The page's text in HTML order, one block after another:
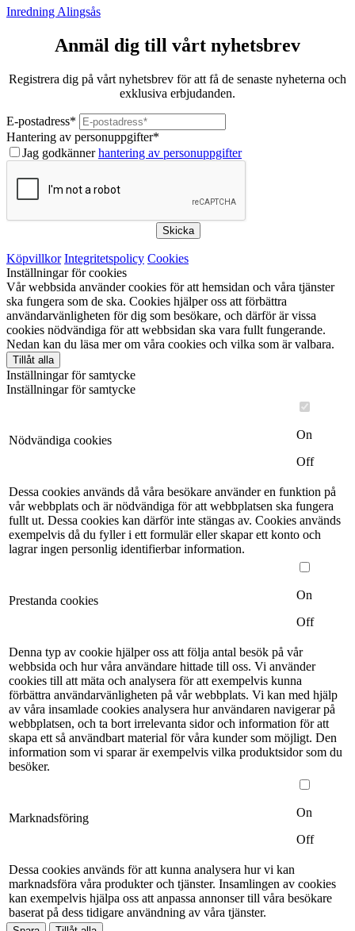
Inredning Alingsås
Anmäl dig till vårt nyhetsbrev
Registrera dig på vårt nyhetsbrev för att få de senaste nyheterna och
exklusiva erbjudanden.
E-postadress*
Hantering av personuppgifter*
Jag godkännerhantering av personuppgifter
Skicka
Köpvillkor Integritetspolicy Cookies
Inställningar för cookies
Vår webbsida använder cookies för att hemsidan och våra tjänster
ska fungera som de ska. Cookies hjälper oss att förbättra
användarvänligheten för dig som besökare, och därför är vissa
cookies nödvändiga för att webbsidan ska vara fullt fungerande.
Nedan kan du läsa mer om våra cookies och vilka som är valbara.
Tillåt alla
Inställningar för samtycke
Inställningar för samtycke
Nödvändiga cookies
On
Off
Dessa cookies används då våra besökare använder en funktion på
vår webbplats och är nödvändiga för att webbplatsen ska fungera
fullt ut. Dessa cookies kan därför inte stängas av. Cookies används
exempelvis då du fyller i ett formulär eller skapar ett konto och
lagrar ingen personlig identifierbar information.
Prestanda cookies
On
Off
Denna typ av cookie hjälper oss att följa antal besök på vår
webbsida och hur våra användare hittade till oss. Vi använder
cookies till att mäta och analysera för att exempelvis kunna
förbättra användarvänligheten på vår webbplats. Vi kan med hjälp
av våra insamlade cookies analysera hur användaren navigerar på
webbplatsen, och ta bort irrelevanta sidor och information för att
skapa ett så användbart material för våra kunder som möjligt. Den
information som vi sparar är exempelvis vilka produktsidor som du
besöker.
Marknadsföring
On
Off
Dessa cookies används för att kunna analysera hur vi kan
marknadsföra våra produkter och tjänster. Insamlingen av cookies
kan exempelvis hjälpa oss att anpassa annonser till våra besökare
baserat på dess tidigare användning av våra tjänster.